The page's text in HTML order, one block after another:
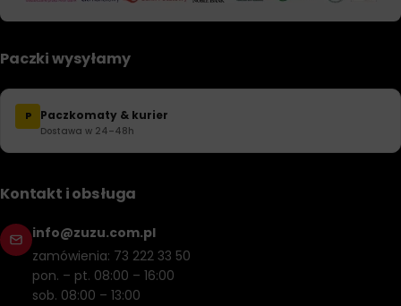
Paczki wysyłamy
P Paczkomaty & kurier
Dostawa w 24–48h
Kontakt i obsługa
info@zuzu.com.pl
zamówienia: 73 222 33 50
pon. – pt. 08:00 – 16:00
sob. 08:00 – 13:00